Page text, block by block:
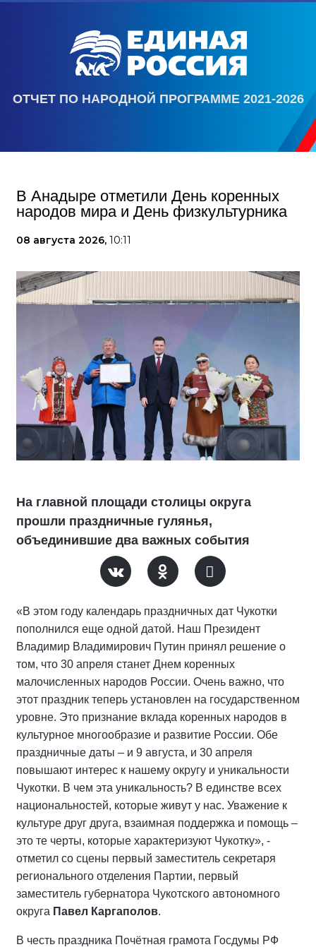
ОТЧЕТ ПО НАРОДНОЙ ПРОГРАММЕ 2021-2026
В Анадыре отметили День коренных
народов мира и День физкультурника
08 августа 2026, 10:11
На главной площади столицы округа
прошли праздничные гулянья,
объединившие два важных события
«В этом году календарь праздничных дат Чукотки
пополнился еще одной датой. Наш Президент
Владимир Владимирович Путин принял решение о
том, что 30 апреля станет Днем коренных
малочисленных народов России. Очень важно, что
этот праздник теперь установлен на государственном
уровне. Это признание вклада коренных народов в
культурное многообразие и развитие России. Обе
праздничные даты – и 9 августа, и 30 апреля
повышают интерес к нашему округу и уникальности
Чукотки. В чем эта уникальность? В единстве всех
национальностей, которые живут у нас. Уважение к
культуре друг друга, взаимная поддержка и помощь –
это те черты, которые характеризуют Чукотку», -
отметил со сцены первый заместитель секретаря
регионального отделения Партии, первый
заместитель губернатора Чукотского автономного
округа Павел Каргаполов.
В честь праздника Почётная грамота Госдумы РФ